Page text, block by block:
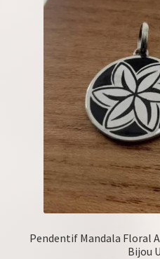
Pendentif Mandala Floral
Bijou